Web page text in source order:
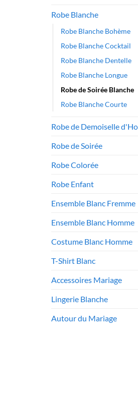
Robe Blanche
Robe Blanche Bohème
Robe Blanche Cocktail
Robe Blanche Dentelle
Robe Blanche Longue
Robe de Soirée Blanche
Robe Blanche Courte
Robe de Demoiselle
Robe de Soirée
Robe Colorée
Robe Enfant
Ensemble Blanc Fremme
Ensemble Blanc Homme
Costume Blanc Homme
T-Shirt Blanc
Accessoires Mariage
Lingerie Blanche
Autour du Mariage